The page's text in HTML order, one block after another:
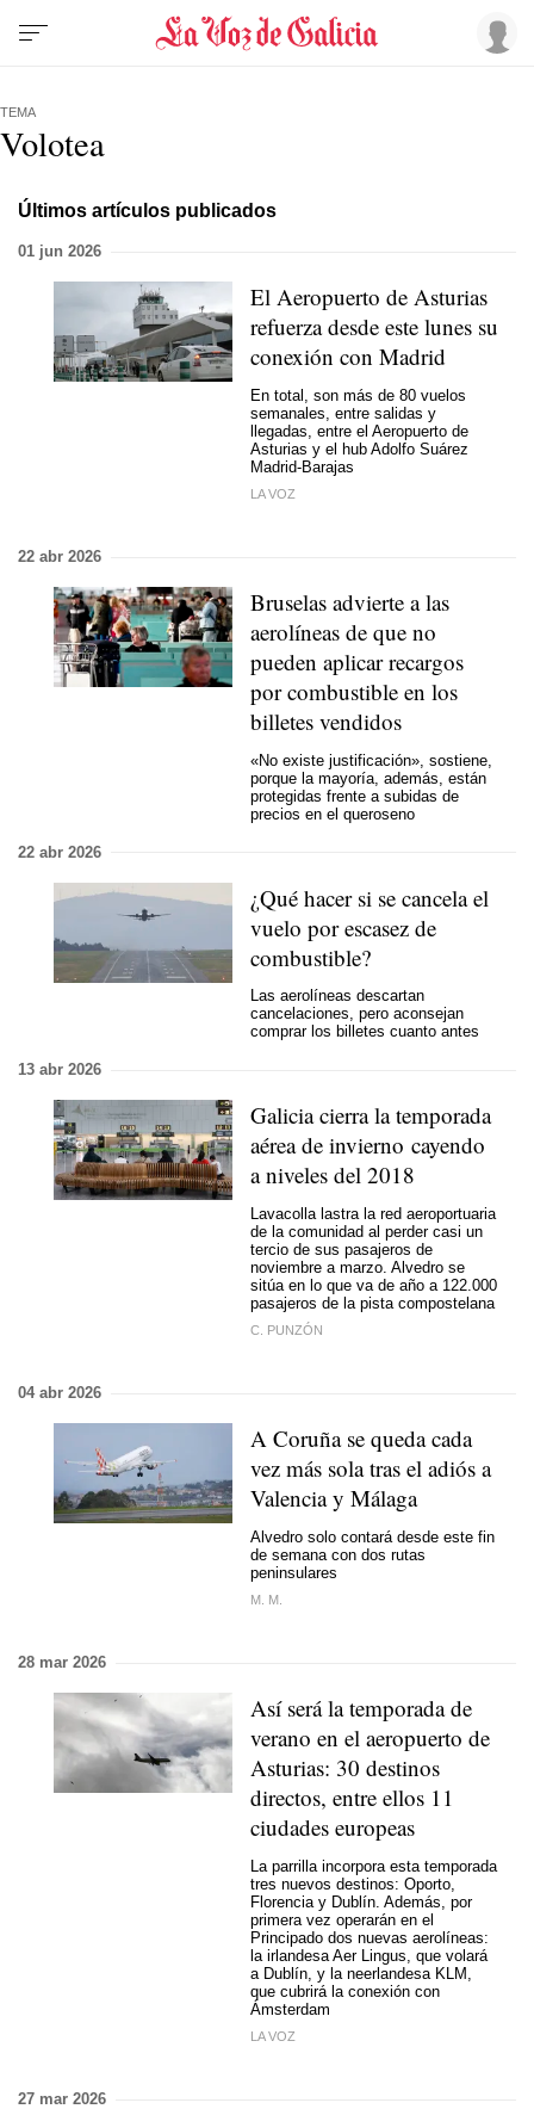
TEMA
Volotea
Últimos artículos publicados
01 jun 2026
El Aeropuerto de Asturias
refuerza desde este lunes su
conexión con Madrid
En total, son más de 80 vuelos
semanales, entre salidas y
llegadas, entre el Aeropuerto de
Asturias y el hub Adolfo Suárez
Madrid-Barajas
LA VOZ
22 abr 2026
Bruselas advierte a las
aerolíneas de que no
pueden aplicar recargos
por combustible en los
billetes vendidos
«No existe justificación», sostiene,
porque la mayoría, además, están
protegidas frente a subidas de
precios en el queroseno
22 abr 2026
¿Qué hacer si se cancela el
vuelo por escasez de
combustible?
Las aerolíneas descartan
cancelaciones, pero aconsejan
comprar los billetes cuanto antes
13 abr 2026
Galicia cierra la temporada
aérea de invierno cayendo
a niveles del 2018
Lavacolla lastra la red aeroportuaria
de la comunidad al perder casi un
tercio de sus pasajeros de
noviembre a marzo. Alvedro se
sitúa en lo que va de año a 122.000
pasajeros de la pista compostelana
C. PUNZÓN
04 abr 2026
A Coruña se queda cada
vez más sola tras el adiós a
Valencia y Málaga
Alvedro solo contará desde este fin
de semana con dos rutas
peninsulares
M. M.
28 mar 2026
Así será la temporada de
verano en el aeropuerto de
Asturias: 30 destinos
directos, entre ellos 11
ciudades europeas
La parrilla incorpora esta temporada
tres nuevos destinos: Oporto,
Florencia y Dublín. Además, por
primera vez operarán en el
Principado dos nuevas aerolíneas:
la irlandesa Aer Lingus, que volará
a Dublín, y la neerlandesa KLM,
que cubrirá la conexión con
Ámsterdam
LA VOZ
27 mar 2026